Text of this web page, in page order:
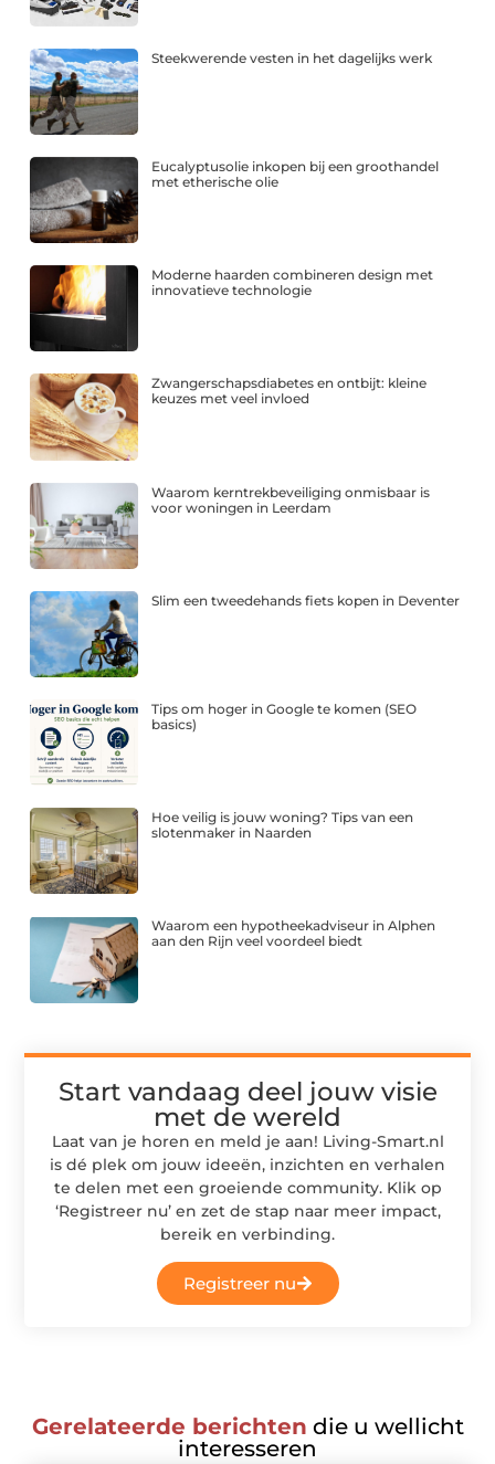
Steekwerende vesten in het dagelijks werk
Eucalyptusolie inkopen bij een groothandel
met etherische olie
Moderne haarden combineren design met
innovatieve technologie
Zwangerschapsdiabetes en ontbijt: kleine
keuzes met veel invloed
Waarom kerntrekbeveiliging onmisbaar is
voor woningen in Leerdam
Slim een tweedehands fiets kopen in Deventer
Tips om hoger in Google te komen (SEO
basics)
Hoe veilig is jouw woning? Tips van een
slotenmaker in Naarden
Waarom een hypotheekadviseur in Alphen
aan den Rijn veel voordeel biedt
Start vandaag deel jouw visie
met de wereld
Laat van je horen en meld je aan! Living-Smart.nl
is dé plek om jouw ideeën, inzichten en verhalen
te delen met een groeiende community. Klik op
‘Registreer nu’ en zet de stap naar meer impact,
bereik en verbinding.
Registreer nu
Gerelateerde berichten die u wellicht
interesseren